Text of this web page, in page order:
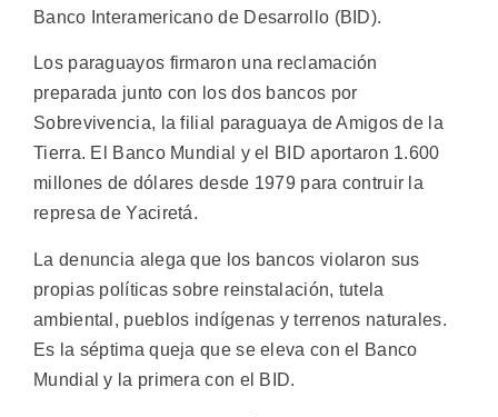
Banco Interamericano de Desarrollo (BID).
Los paraguayos firmaron una reclamación
preparada junto con los dos bancos por
Sobrevivencia, la filial paraguaya de Amigos de la
Tierra. El Banco Mundial y el BID aportaron 1.600
millones de dólares desde 1979 para contruir la
represa de Yaciretá.
La denuncia alega que los bancos violaron sus
propias políticas sobre reinstalación, tutela
ambiental, pueblos indígenas y terrenos naturales.
Es la séptima queja que se eleva con el Banco
Mundial y la primera con el BID.